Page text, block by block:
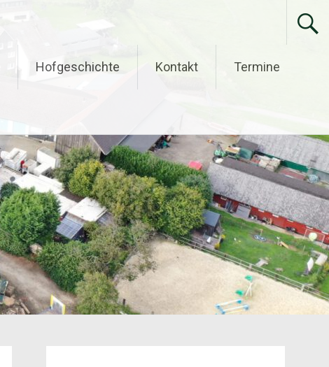
Hofgeschichte Kontakt Termine